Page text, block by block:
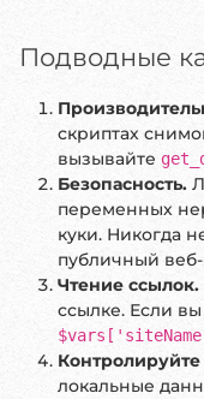
Подводные
скриптах
вызывайте
Безопасность.
переменных
куки. Никогда
публичный
Чтение ссылок.
ссылке. Если
локальные